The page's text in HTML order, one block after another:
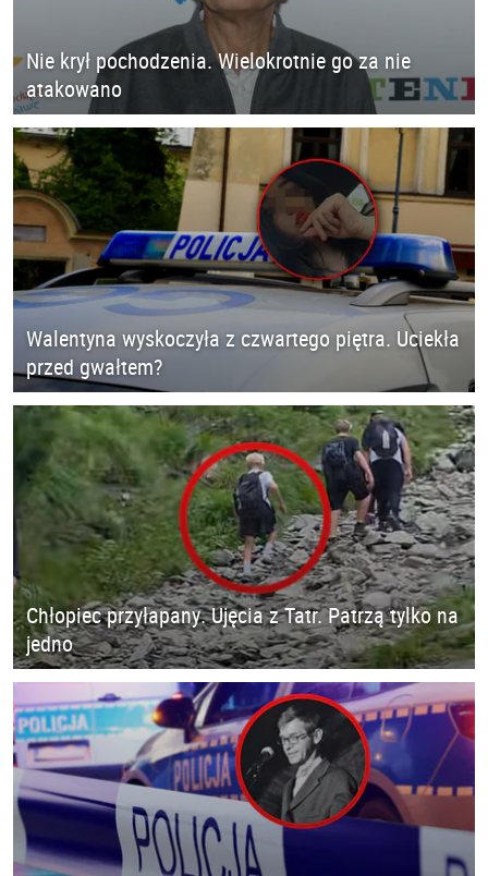
Nie krył pochodzenia. Wielokrotnie go za nie
atakowano
Walentyna wyskoczyła z czwartego piętra. Uciekła
przed gwałtem?
Chłopiec przyłapany. Ujęcia z Tatr. Patrzą tylko na
jedno